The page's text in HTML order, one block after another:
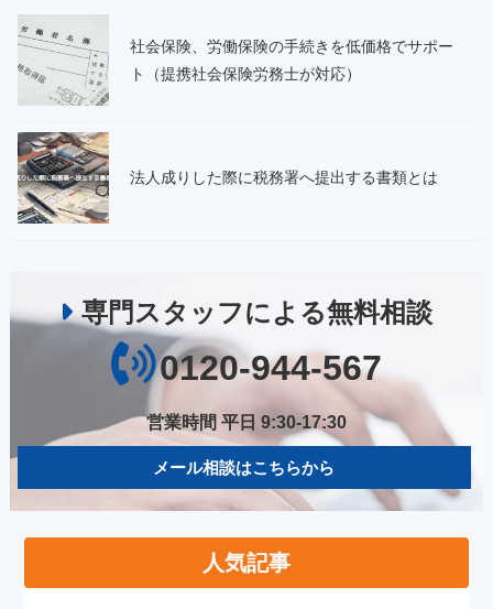
社会保険、労働保険の手続きを低価格でサポー
ト（提携社会保険労務士が対応）
法人成りした際に税務署へ提出する書類とは
専門スタッフによる無料相談
0120-944-567
営業時間 平日 9:30-17:30
メール相談はこちらから
人気記事